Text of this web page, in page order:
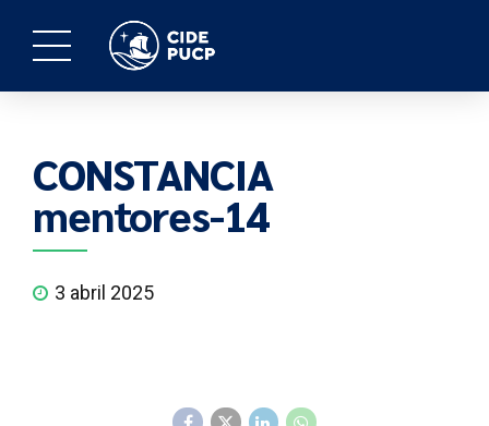
CONSTANCIA
mentores-14
3 abril 2025